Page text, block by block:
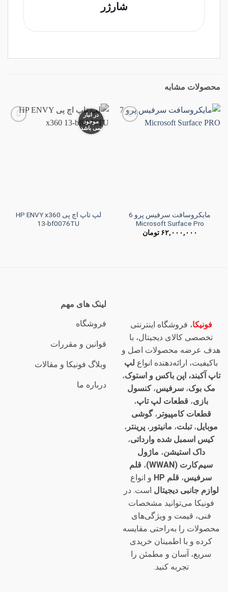
شارژر
محصولات مشابه
مایکروسافت سرفیس پرو 6
Microsoft Surface Pro
۶۲,۰۰۰,۰۰۰ تومان
در انبار
موجود
نمی باشد
لپ تاپ اچ پی HP ENVY x360
13-bf0076TU
فونیکا، فروشگاه اینترنتی
تخصصی کالای دیجیتال، با
هدف عرضه محصولات اصل و
باکیفیت، ارائه‌دهنده انواع لپ
تاپ آکبند، اپن باکس و استوک،
مک بوک،سرفیس،کنسول
بازی، قطعات لپ تاپ،
قطعات کامپیوتر ،گوشی
موبایل،تبلت، مانیتور ، پرینتر ،
کیس اسمبل شده وارداتی،
داک استیشن، ماژول
سیم‌کارت (WWAN)
، قلم
سرفیس، قلم HP
و انواع
لوازم جانبی دیجیتال است. در
فونیکا می‌توانید مشخصات
فنی، قیمت و ویژگی‌های
محصولات را به‌راحتی مقایسه
کرده و با اطمینان خریدی
سریع، آسان و مطمئن را
تجربه کنید.
لینک های مهم
فروشگاه
قوانین و مقررات
وبلاگ فونیکا و مقالات
درباره ما